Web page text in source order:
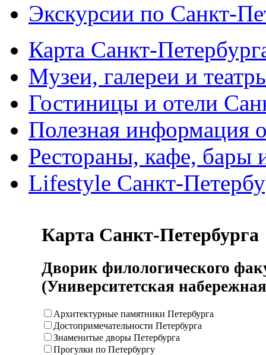
Экскурсии по Санкт-
Карта Санкт-
Музеи, галереи и
Гостиницы и отели
Полезная информация
Рестораны, кафе, бары
Lifestyle Санкт-
Карта Санкт-Петербурга
Дворик филологического
(Университетская
Архитектурные памятники Петербурга
Достопримечательности Петербурга
Знаменитые дворы Петербурга
Прогулки по Петербургу